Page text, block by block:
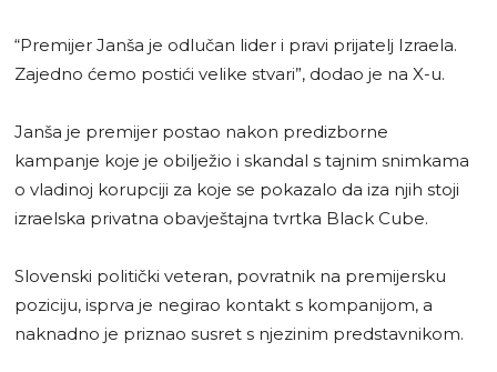
“Premijer Janša je odlučan lider i pravi prijatelj Izraela.
Zajedno ćemo postići velike stvari”, dodao je na X-u.
Janša je premijer postao nakon predizborne
kampanje koje je obilježio i skandal s tajnim snimkama
o vladinoj korupciji za koje se pokazalo da iza njih stoji
izraelska privatna obavještajna tvrtka Black Cube.
Slovenski politički veteran, povratnik na premijersku
poziciju, isprva je negirao kontakt s kompanijom, a
naknadno je priznao susret s njezinim predstavnikom.